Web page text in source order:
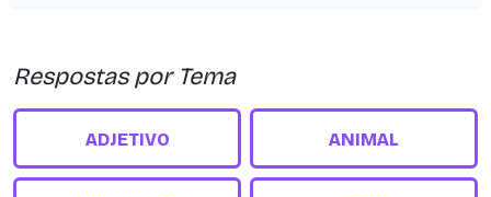
Respostas por Tema
ADJETIVO ANIMAL